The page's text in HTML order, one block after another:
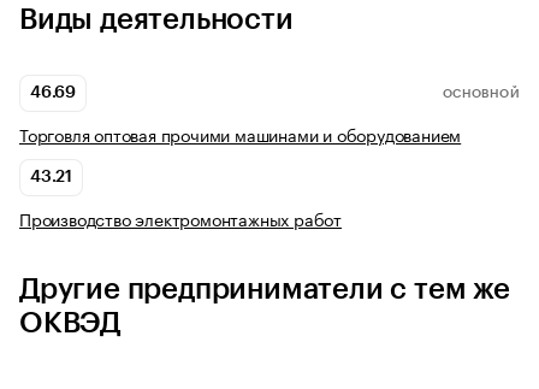
Виды деятельности
46.69 ОСНОВНОЙ
Торговля оптовая прочими машинами и оборудованием
43.21
Производство электромонтажных работ
Другие предприниматели с тем же
ОКВЭД